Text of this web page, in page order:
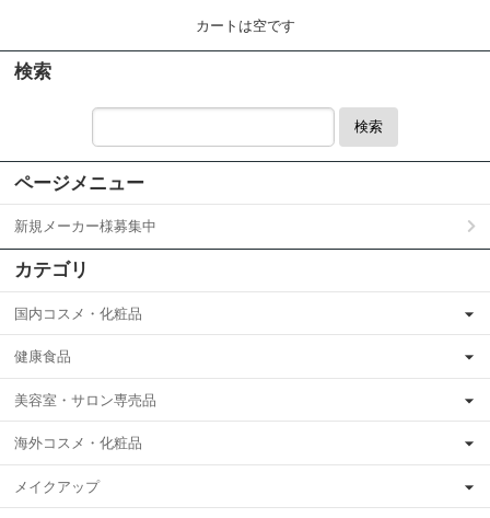
カートは空です
検索
検索
ページメニュー
新規メーカー様募集中
カテゴリ
国内コスメ・化粧品
健康食品
美容室・サロン専売品
海外コスメ・化粧品
メイクアップ